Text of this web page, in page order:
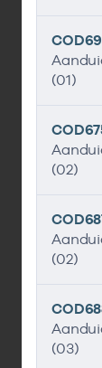
(01)
(02)
(02)
(03)